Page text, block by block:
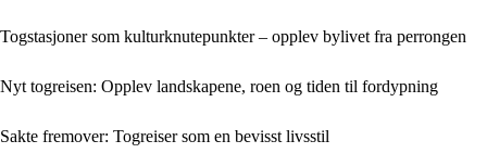
Togstasjoner som kulturknutepunkter – opplev bylivet fra perrongen
Nyt togreisen: Opplev landskapene, roen og tiden til fordypning
Sakte fremover: Togreiser som en bevisst livsstil